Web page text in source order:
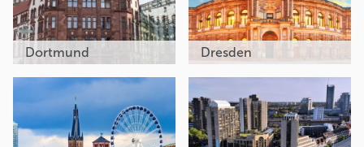
Dortmund Dresden